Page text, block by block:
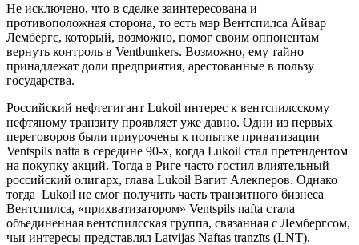
Не исключено, что в сделке заинтересована и
противоположная сторона, то есть мэр Вентспилса Айвар
Лембергс, который, возможно, помог своим оппонентам
вернуть контроль в Ventbunkers. Возможно, ему тайно
принадлежат доли предприятия, арестованные в пользу
государства.
Российский нефтегигант Lukoil интерес к вентспилсскому
нефтяному транзиту проявляет уже давно. Одни из первых
переговоров были приурочены к попытке приватизации
Ventspils nafta в середине 90-х, когда Lukoil стал претендентом
на покупку акций. Тогда в Риге часто гостил влиятельный
российский олигарх, глава Lukoil Вагит Алекперов. Однако
тогда Lukoil не смог получить часть транзитного бизнеса
Вентспилса, «прихватизатором» Ventspils nafta стала
объединенная вентспилсская группа, связанная с Лембергсом,
чьи интересы представлял Latvijas Naftas tranzīts (LNT).